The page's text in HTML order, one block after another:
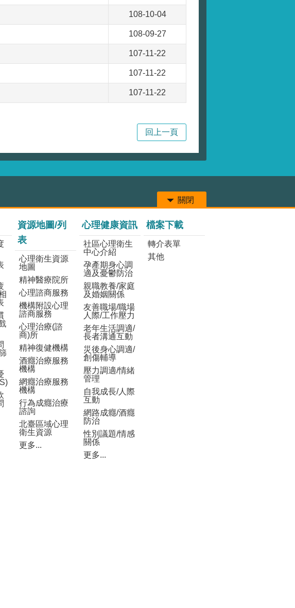
108-10-04
108-09-27
107-11-22
107-11-22
107-11-22
回上一頁
關閉
資源地圖/列
表
心理衛生資源
地圖
精神醫療院所
心理諮商服務
機構附設心理
諮商服務
心理治療(諮
商)所
精神復健機構
酒癮治療服務
機構
網癮治療服務
機構
行為成癮治療
諮詢
北臺區域心理
衛生資源
更多...
心理健康資訊
社區心理衛生
中心介紹
孕產期身心調
適及憂鬱防治
親職教養/家庭
及婚姻關係
友善職場/職場
人際/工作壓力
老年生活調適/
長者溝通互動
災後身心調適/
創傷輔導
壓力調適/情緒
管理
自我成長/人際
互動
網路成癮/酒癮
防治
性別議題/情感
關係
更多...
檔案下載
轉介表單
其他